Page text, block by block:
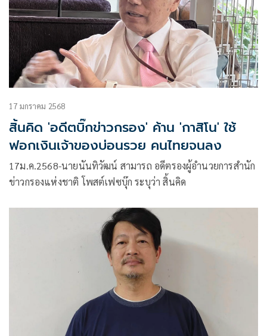
17 มกราคม 2568
สิ้นคิด 'อดีตบิ๊กข่าวกรอง' ค้าน 'กาสิโน' ใช้
ฟอกเงินเจ้าของบ่อนรวย คนไทยจนลง
17ม.ค.2568-นายนันทิวัฒน์ สามารถ อดีตรองผู้อำนวยการสำนัก
ข่าวกรองแห่งชาติ โพสต์เฟซบุ๊ก ระบุว่า สิ้นคิด